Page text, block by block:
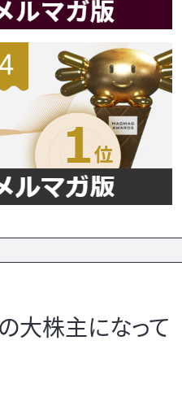
大株主になって